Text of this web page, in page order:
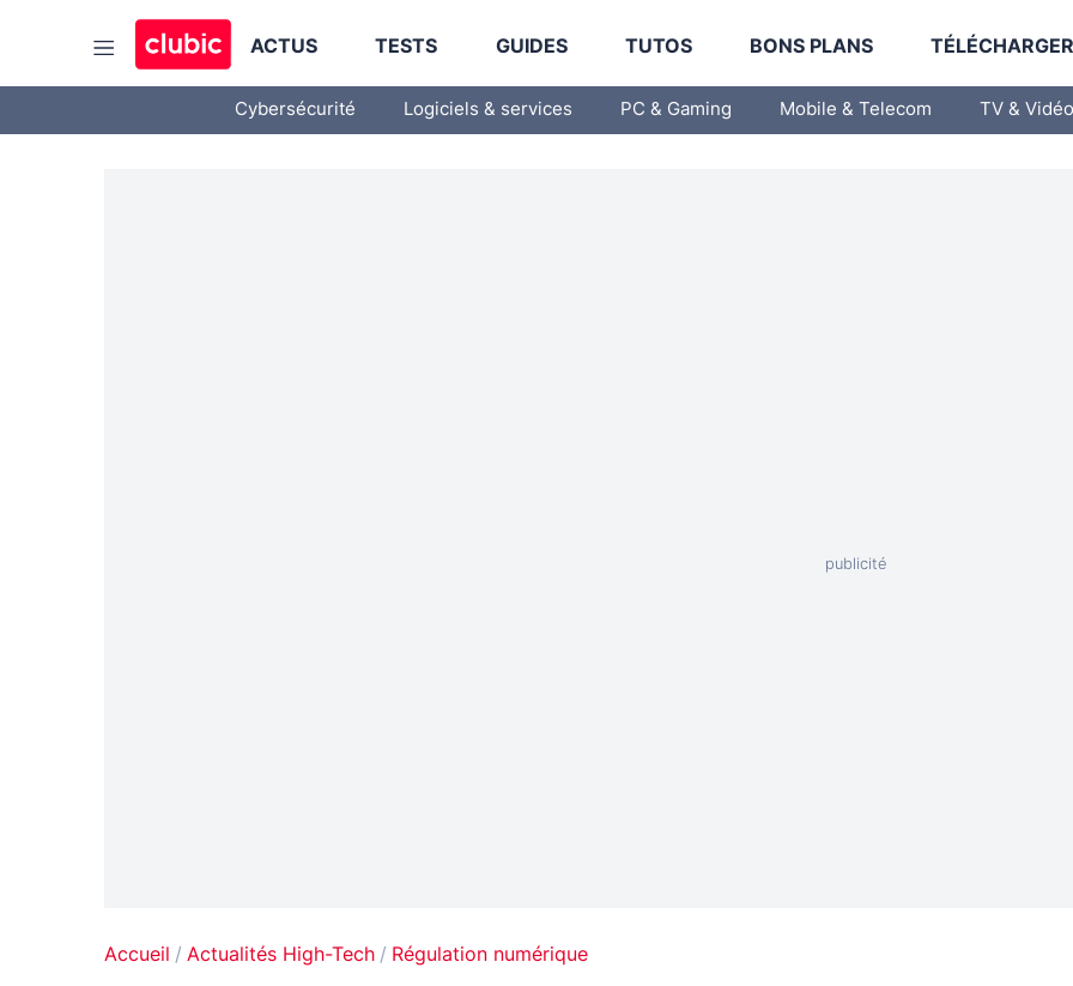
ACTUS TESTS GUIDES TUTOS BONS PLANS
Cybersécurité Logiciels & services PC & Gaming Mobile & Telecom TV & Vidéo
Accueil Actualités High-Tech Régulation numérique